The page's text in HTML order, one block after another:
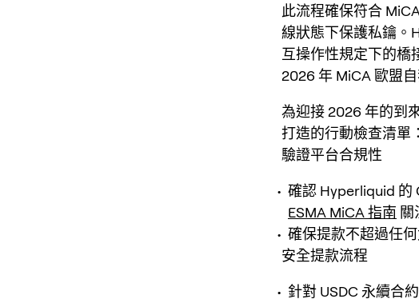
此流程確保符合
線狀態下保護私鑰。
互操作性規定下的橋
2026 年 MiCA 歐盟
為迎接 2026 年的到
打造的行動檢查清單：
驗證平台合規性
確認 Hyperliquid 的
ESMA MiCA 指南 關
確保提款不超過任
安全提款流程
針對 USDC 永續合